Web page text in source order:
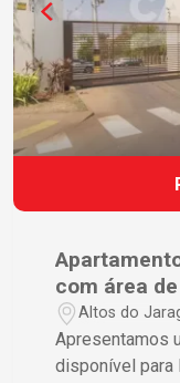
fazer sua escolha. Agende sua visita e
como viver
imagina!
com área
Altos do
Apresentamos
disponível para